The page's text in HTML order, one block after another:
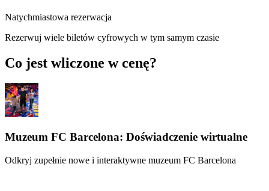
Natychmiastowa rezerwacja
Rezerwuj wiele biletów cyfrowych w tym samym czasie
Co jest wliczone w cenę?
Muzeum FC Barcelona: Doświadczenie wirtualne
Odkryj zupełnie nowe i interaktywne muzeum FC Barcelona